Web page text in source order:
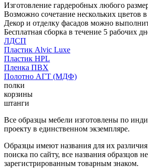
Изготовление гардеробных любого
Возможно сочетание нескольких цветов
Декор и отделку фасадов можно
Бесплатная сборка в течение 5 рабочих
ЛДСП
Пластик Alvic Luxe
Пластик HPL
Пленка ПВХ
Полотно АГТ (МДФ)
полки
корзины
штанги
Все образцы мебели изготовлены по
проекту в единственном экземпляре.
Образцы имеют названия для их
поиска по сайту, все названия образцов
зарегистрированным товарным знаком.